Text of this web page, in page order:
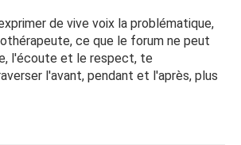
de vive voix la problématique,
ce que le forum ne peut
l'écoute et le respect, te
l'avant, pendant et l'après, plus